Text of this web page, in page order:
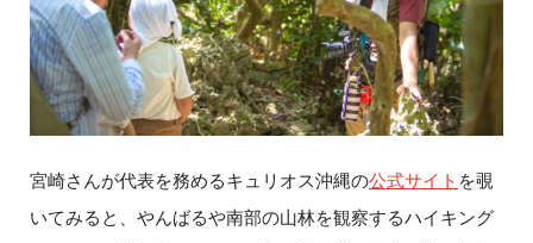
宮崎さんが代表を務めるキュリオス沖縄の公式サイト を覗
いてみると、やんばるや南部の山林を観察するハイキング